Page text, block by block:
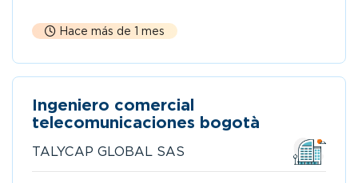
Hace más de 1 mes
Ingeniero comercial
telecomunicaciones bogotà
TALYCAP GLOBAL SAS